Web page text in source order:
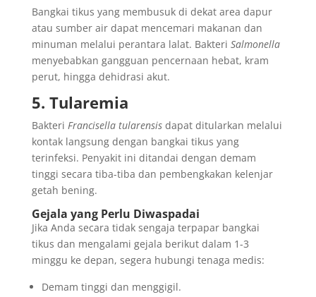
Bangkai tikus yang membusuk di dekat area dapur
atau sumber air dapat mencemari makanan dan
minuman melalui perantara lalat. Bakteri Salmonella
menyebabkan gangguan pencernaan hebat, kram
perut, hingga dehidrasi akut.
5. Tularemia
Bakteri Francisella tularensisdapat ditularkan melalui
kontak langsung dengan bangkai tikus yang
terinfeksi. Penyakit ini ditandai dengan demam
tinggi secara tiba-tiba dan pembengkakan kelenjar
getah bening.
Gejala yang Perlu Diwaspadai
Jika Anda secara tidak sengaja terpapar bangkai
tikus dan mengalami gejala berikut dalam 1-3
minggu ke depan, segera hubungi tenaga medis:
Demam tinggi dan menggigil.